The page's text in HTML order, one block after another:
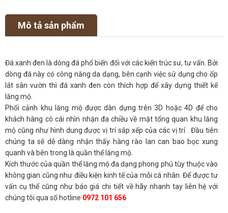
Mô tả sản phẩm
Đá xanh đen là dòng đá phổ biến đối với các kiến trúc sư, tư vấn. Bởi
dòng đá này có công năng da dạng, bên cạnh việc sử dụng cho ốp
lát sân vườn thì đá xanh đen còn thích hợp để xây dựng thiết kế
lăng mộ.
Phối cảnh khu lăng mộ được dàn dựng trên 3D hoặc 4D để cho
khách hàng có cái nhìn nhận đa chiều về mặt tổng quan khu lăng
mộ cũng như hình dung được vị trí sắp xếp của các vị trí . Đầu tiên
chúng ta sẽ dễ dàng nhận thấy hàng rào lan can bao bọc xung
quanh và bên trong là quần thể lăng mộ.
Kích thước của quần thể lăng mộ đa dạng phong phú tùy thuộc vào
không gian cũng như điều kiện kinh tế của mỗi cá nhân. Để được tư
vấn cụ thể cũng như báo giá chi tiết về hãy nhanh tay liên hệ với
chúng tôi qua số hotline 0972 101 656